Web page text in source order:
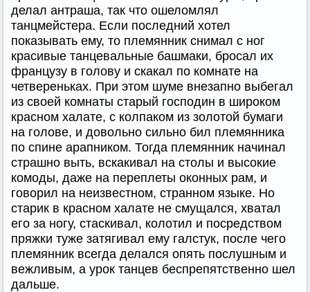
делал антраша, так что ошеломлял
танцмейстера. Если последний хотел
показывать ему, то племянник снимал с ног
красивые танцевальные башмаки, бросал их
французу в голову и скакал по комнате на
четвереньках. При этом шуме внезапно выбегал
из своей комнаты старый господин в широком
красном халате, с колпаком из золотой бумаги
на голове, и довольно сильно бил племянника
по спине арапником. Тогда племянник начинал
страшно выть, вскакивал на столы и высокие
комоды, даже на переплеты оконных рам, и
говорил на неизвестном, странном языке. Но
старик в красном халате не смущался, хватал
его за ногу, стаскивал, колотил и посредством
пряжки туже затягивал ему галстук, после чего
племянник всегда делался опять послушным и
вежливым, а урок танцев беспрепятственно шел
дальше.